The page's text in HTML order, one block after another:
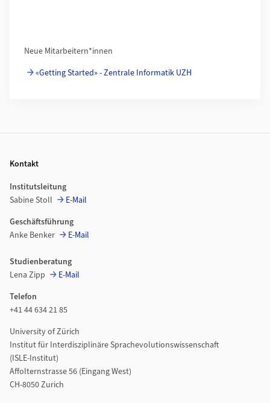
Neue Mitarbeitern*innen
«Getting Started» - Zentrale Informatik UZH
Kontakt
Institutsleitung
Sabine Stoll
E-Mail
Geschäftsführung
Anke Benker
E-Mail
Studienberatung
Lena Zipp
E-Mail
Telefon
+41 44 634 21 85
University of Zürich
Institut für Interdisziplinäre Sprachevolutionswissenschaft
(ISLE-Institut)
Affolternstrasse 56 (Eingang West)
CH-8050 Zurich